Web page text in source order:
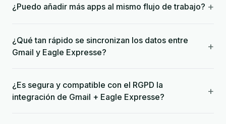
¿Puedo añadir más apps al mismo flujo de trabajo? +
¿Qué tan rápido se sincronizan los datos entre
Gmail y Eagle Expresse?
+
¿Es segura y compatible con el RGPD la
integración de Gmail + Eagle Expresse?
+